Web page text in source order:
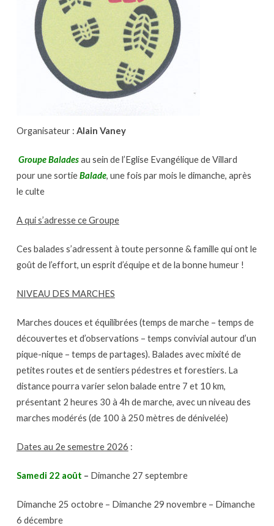
Organisateur : Alain Vaney
Groupe Baladesau sein de l’Eglise Evangélique de Villard
pour une sortieBalade, une fois par mois le dimanche, après
le culte
A qui s’adresse ce Groupe
Ces balades s’adressent à toute personne & famille qui ont le
goût de l’effort, un esprit d’équipe et de la bonne humeur !
NIVEAU DES MARCHES
Marches douces et équilibrées (temps de marche – temps de
découvertes et d’observations – temps convivial autour d’un
pique-nique – temps de partages). Balades avec mixité de
petites routes et de sentiers pédestres et forestiers. La
distance pourra varier selon balade entre 7 et 10 km,
présentant 2 heures 30 à 4h de marche, avec un niveau des
marches modérés (de 100 à 250 mètres de dénivelée)
Dates au 2e semestre 2026 :
Samedi 22 août – Dimanche 27 septembre
Dimanche 25 octobre – Dimanche 29 novembre – Dimanche
6 décembre